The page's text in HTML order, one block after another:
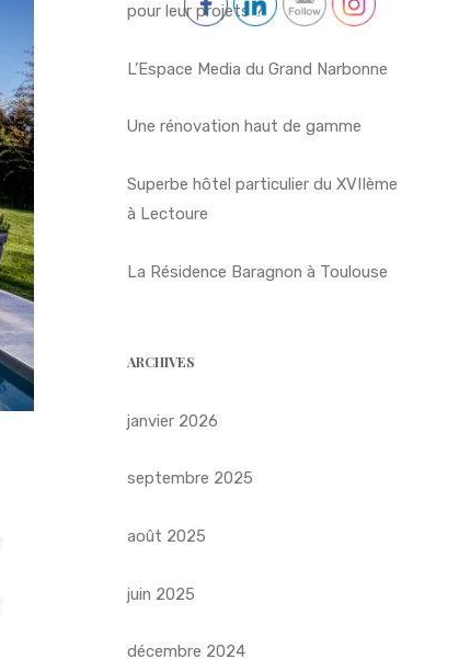
pour leur projets ?
L’Espace Media du Grand Narbonne
Une rénovation haut de gamme
Superbe hôtel particulier du XVIIème
à Lectoure
La Résidence Baragnon à Toulouse
ARCHIVES
janvier 2026
septembre 2025
août 2025
juin 2025
décembre 2024